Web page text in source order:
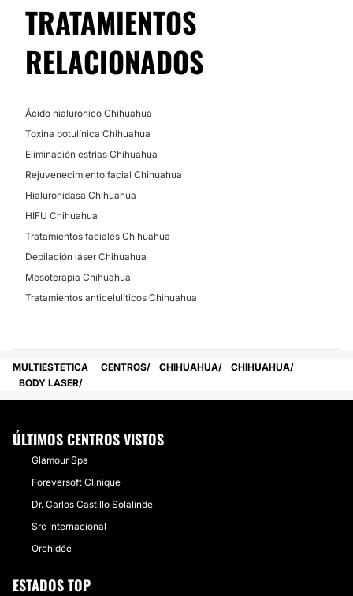
TRATAMIENTOS
RELACIONADOS
Ácido hialurónico Chihuahua
Toxina botulínica Chihuahua
Eliminación estrías Chihuahua
Rejuvenecimiento facial Chihuahua
Hialuronidasa Chihuahua
HIFU Chihuahua
Tratamientos faciales Chihuahua
Depilación láser Chihuahua
Mesoterapia Chihuahua
Tratamientos anticelulíticos Chihuahua
MULTIESTETICA CENTROS CHIHUAHUA
CHIHUAHUA
BODY LASER
ÚLTIMOS CENTROS VISTOS
Glamour Spa
Foreversoft Clinique
Dr. Carlos Castillo Solalinde
Src Internacional
Orchidée
ESTADOS TOP